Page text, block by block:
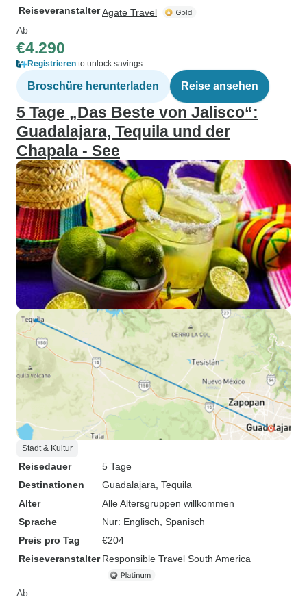
ReiseveranstalterAgate Travel
Ab
€4.290
Registrieren to unlock savings
Broschüre herunterladen Reise ansehen
5 Tage „Das Beste von Jalisco“:
Guadalajara, Tequila und der
Chapala - See
Stadt & Kultur
Reisedauer
5 Tage
Destinationen
Guadalajara , Tequila
Alter
Alle Altersgruppen willkommen
Sprache
Nur: Englisch, Spanisch
Preis pro Tag
€204
Reiseveranstalter Responsible Travel South America
Ab